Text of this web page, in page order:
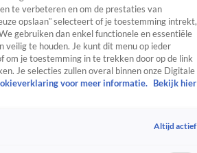
te verbeteren en om de prestaties van
opslaan” selecteert of je toestemming intrekt,
gebruiken dan enkel functionele en essentiële
veilig te houden. Je kunt dit menu op ieder
om je toestemming in te trekken door op de link
Je selecties zullen overal binnen onze Digitale
voor meer informatie.
Bekijk hier
Altijd actief